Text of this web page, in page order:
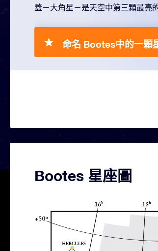
蓋－大角星－是天空中第三顆最亮
命名 Bootes中的一顆
Bootes 星座圖